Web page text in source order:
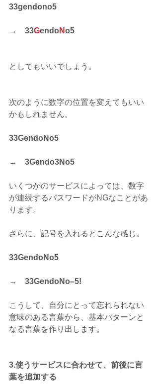
33gendono5
→　33GendoNo5
としてもいいでしょう。
次のように数字の位置を変えてもいい
かもしれません。
33GendoNo5
→　3Gendo3No5
いくつかのサービスによっては、数字
が連続するパスワードがNGなことがあ
ります。
さらに、記号を入れるとこんな感じ。
33GendoNo5
→　33GendoNo–5!
こうして、自分にとって忘れられない
意味のある言葉から、基本パターンと
なる言葉を作り出します。
3.使うサービスに合わせて、前後に言
葉を追加する